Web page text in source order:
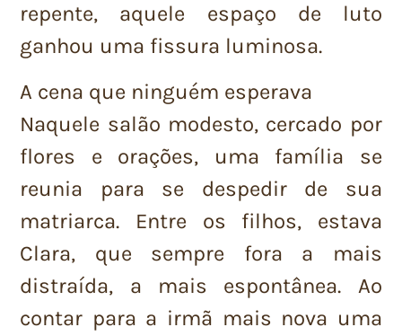
repente, aquele espaço de luto
ganhou uma fissura luminosa.
A cena que ninguém esperava
Naquele salão modesto, cercado por
flores e orações, uma família se
reunia para se despedir de sua
matriarca. Entre os filhos, estava
Clara, que sempre fora a mais
distraída, a mais espontânea. Ao
contar para a irmã mais nova uma